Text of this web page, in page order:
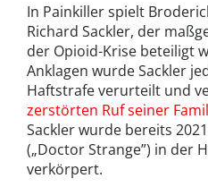
In Painkiller spielt
Richard Sackler, der
der Opioid-Krise beteiligt
Anklagen wurde Sackler
Haftstrafe verurteilt und
zerstörten Ruf seiner
Sackler wurde bereits
(„Doctor Strange”) in der
verkörpert.